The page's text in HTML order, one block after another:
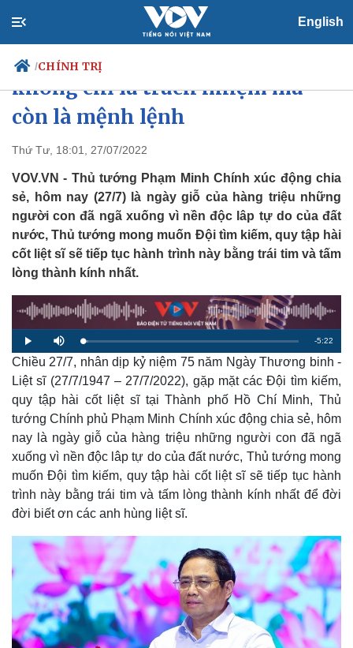
English
/CHÍNH TRỊ
Chính trị
Tổ chức nhân sự
Quốc hội
Nhận diện sự thật
Dự báo thời tiết
Giáo dục
Dấu ấn VOV
Việc làm
Biển đảo
Tìm kiếm, quy tập hài cốt liệt sĩ
không chỉ là trách nhiệm mà
còn là mệnh lệnh
Thứ Tư, 18:01, 27/07/2022
VOV.VN - Thủ tướng Phạm Minh Chính xúc động chia
sẻ, hôm nay (27/7) là ngày giỗ của hàng triệu những
người con đã ngã xuống vì nền độc lâp tự do của đất
nước, Thủ tướng mong muốn Đội tìm kiếm, quy tập hài
cốt liệt sĩ sẽ tiếp tục hành trình này bằng trái tim và tấm
lòng thành kính nhất.
P
l
a
y
M
u
t
e
L
o
a
d
e
d
2
.
5
3
R
e
a
n
T
i
-5:22
Chiều 27/7, nhân dịp kỷ niệm 75 năm Ngày Thương binh -
Liệt sĩ (27/7/1947 – 27/7/2022), gặp mặt các Đội tìm kiếm,
quy tập hài cốt liệt sĩ tại Thành phố Hồ Chí Minh, Thủ
tướng Chính phủ Phạm Minh Chính xúc động chia sẻ, hôm
nay là ngày giỗ của hàng triệu những người con đã ngã
xuống vì nền độc lâp tự do của đất nước, Thủ tướng mong
muốn Đội tìm kiếm, quy tập hài cốt liệt sĩ sẽ tiếp tục hành
trình này bằng trái tim và tấm lòng thành kính nhất để đời
đời biết ơn các anh hùng liệt sĩ.